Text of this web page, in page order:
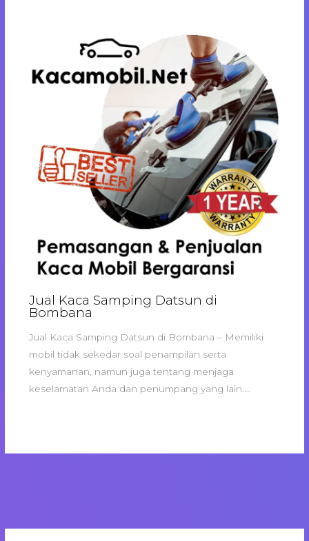
Jual Kaca Samping Datsun di
Bombana
Jual Kaca Samping Datsun di Bombana – Memiliki
mobil tidak sekedar soal penampilan serta
kenyamanan, namun juga tentang menjaga
keselamatan Anda dan penumpang yang lain.…